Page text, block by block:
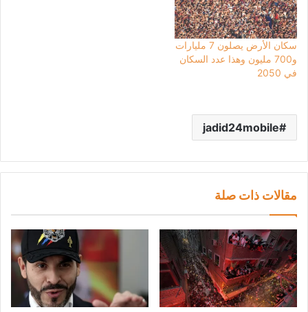
سكان الأرض يصلون 7 مليارات
و700 مليون وهذا عدد السكان
في 2050
jadid24mobile
مقالات ذات صلة